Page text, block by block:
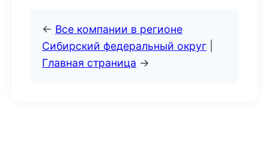
← Все компании в регионе
Сибирский федеральный округ
Главная страница →